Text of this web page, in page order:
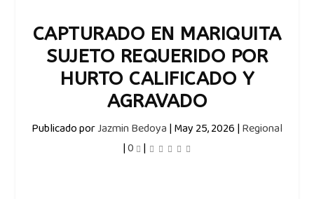
CAPTURADO EN MARIQUITA
SUJETO REQUERIDO POR
HURTO CALIFICADO Y
AGRAVADO
Publicado porJazmin Bedoya|May 25, 2026|Regional
|0 |